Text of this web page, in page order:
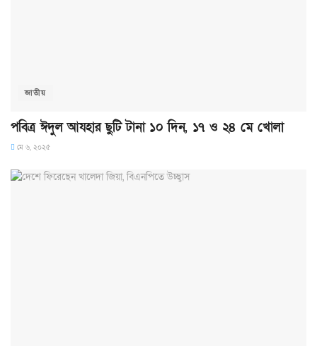
জাতীয়
পবিত্র ঈদুল আযহার ছুটি টানা ১০ দিন, ১৭ ও ২৪ মে খোলা
মে ৬, ২০২৫